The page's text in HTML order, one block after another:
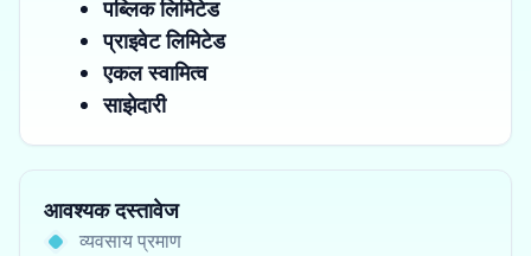
पब्लिक लिमिटेड
प्राइवेट लिमिटेड
एकल स्वामित्व
साझेदारी
आवश्यक दस्तावेज
व्यवसाय प्रमाण